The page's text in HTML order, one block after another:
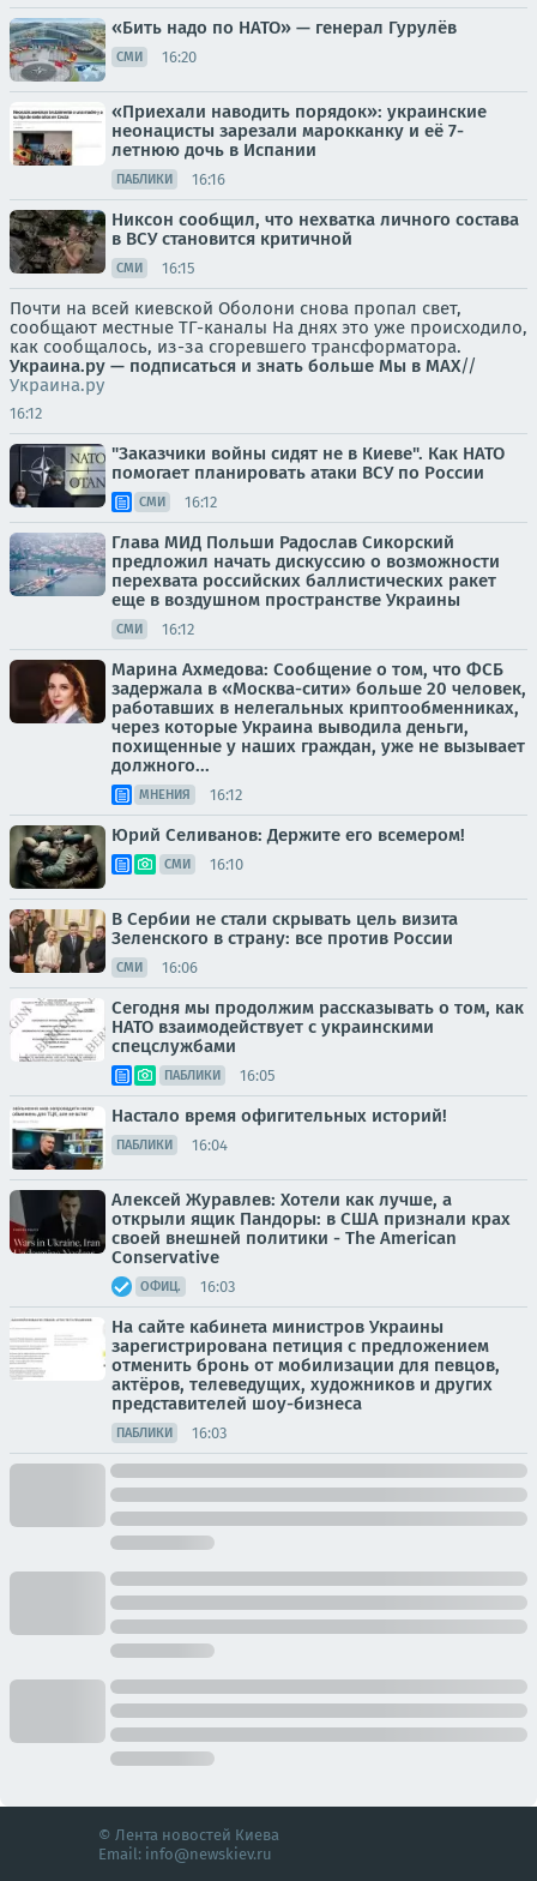
«Бить надо по НАТО» — генерал Гурулёв
СМИ 16:20
«Приехали наводить порядок»: украинские
неонацисты зарезали марокканку и её 7-
летнюю дочь в Испании
ПАБЛИКИ 16:16
Никсон сообщил, что нехватка личного состава
в ВСУ становится критичной
СМИ 16:15
Почти на всей киевской Оболони снова пропал свет,
сообщают местные ТГ-каналы На днях это уже происходило,
как сообщалось, из-за сгоревшего трансформатора.
Украина.ру — подписаться и знать больше Мы в MAX//
Украина.ру
16:12
"Заказчики войны сидят не в Киеве". Как НАТО
помогает планировать атаки ВСУ по России
СМИ 16:12
Глава МИД Польши Радослав Сикорский
предложил начать дискуссию о возможности
перехвата российских баллистических ракет
еще в воздушном пространстве Украины
СМИ 16:12
Марина Ахмедова: Сообщение о том, что ФСБ
задержала в «Москва-сити» больше 20 человек,
работавших в нелегальных криптообменниках,
через которые Украина выводила деньги,
похищенные у наших граждан, уже не вызывает
должного...
МНЕНИЯ 16:12
Юрий Селиванов: Держите его всемером!
СМИ 16:10
В Сербии не стали скрывать цель визита
Зеленского в страну: все против России
СМИ 16:06
Сегодня мы продолжим рассказывать о том, как
НАТО взаимодействует с украинскими
спецслужбами
ПАБЛИКИ 16:05
Настало время офигительных историй!
ПАБЛИКИ 16:04
Алексей Журавлев: Хотели как лучше, а
открыли ящик Пандоры: в США признали крах
своей внешней политики - The American
Conservative
ОФИЦ. 16:03
На сайте кабинета министров Украины
зарегистрирована петиция с предложением
отменить бронь от мобилизации для певцов,
актёров, телеведущих, художников и других
представителей шоу-бизнеса
ПАБЛИКИ 16:03
© Лента новостей Киева
Email: info@newskiev.ru